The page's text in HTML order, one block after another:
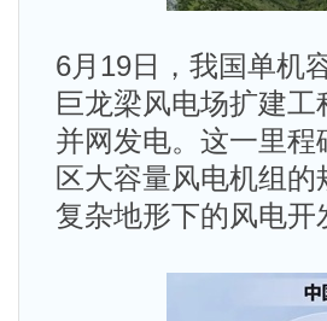
6月19日，我国单
巨龙梁风电场扩建
并网发电。这一里
区大容量风电机组
复杂地形下的风电